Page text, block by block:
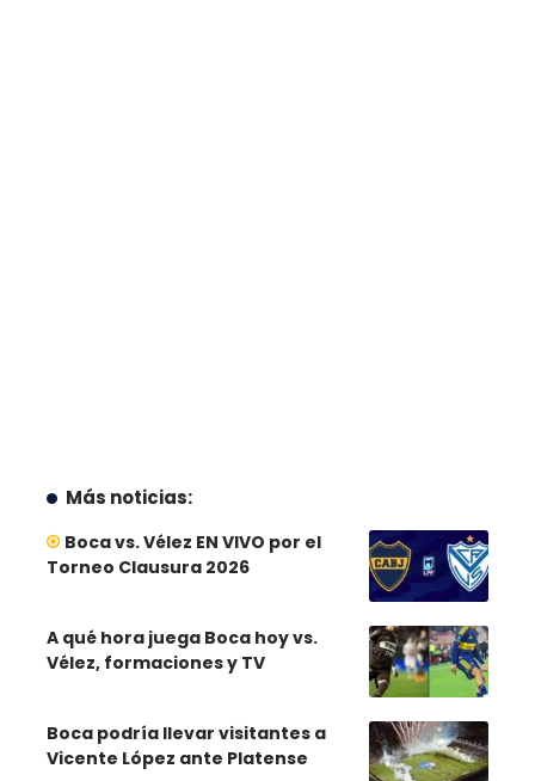
Más noticias:
Boca vs. Vélez EN VIVO por el
Torneo Clausura 2026
A qué hora juega Boca hoy vs.
Vélez, formaciones y TV
Boca podría llevar visitantes a
Vicente López ante Platense